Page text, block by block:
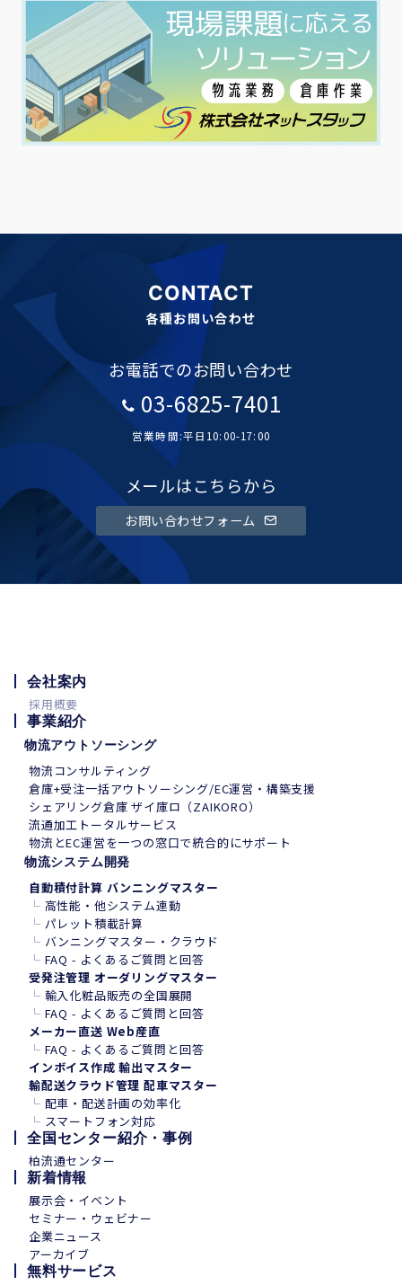
CONTACT
各種お問い合わせ
お電話でのお問い合わせ
03-6825-7401
営業時間:平日10:00-17:00
メールはこちらから
お問い合わせフォーム
会社案内
採用概要
事業紹介
物流アウトソーシング
物流コンサルティング
倉庫+受注一括アウトソーシング/EC運営・構築支援
シェアリング倉庫 ザイ庫ロ（ZAIKORO）
流通加工トータルサービス
物流とEC運営を一つの窓口で統合的にサポート
物流システム開発
自動積付計算 バンニングマスター
└ 高性能・他システム連動
└ パレット積載計算
└ バンニングマスター・クラウド
└ FAQ - よくあるご質問と回答
受発注管理 オーダリングマスター
└ 輸入化粧品販売の全国展開
└ FAQ - よくあるご質問と回答
メーカー直送 Web産直
└ FAQ - よくあるご質問と回答
インボイス作成 輸出マスター
輸配送クラウド管理 配車マスター
└ 配車・配送計画の効率化
└ スマートフォン対応
全国センター紹介・事例
柏流通センター
新着情報
展示会・イベント
セミナー・ウェビナー
企業ニュース
アーカイブ
無料サービス